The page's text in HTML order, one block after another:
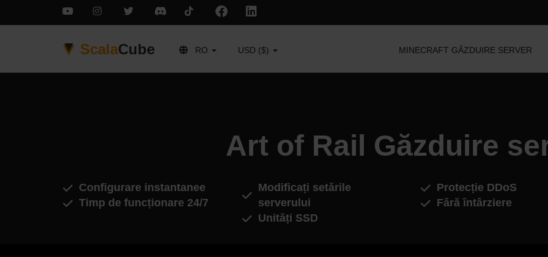
ScalaCube RO USD ($) MINECRAFT GĂZDUIRE SERVER
Art of Rail Găzduire
Configurare instantanee
Timp de funcționare 24/7
Modificați setările
serverului
Unități SSD
Protecție DDoS
Fără întârziere